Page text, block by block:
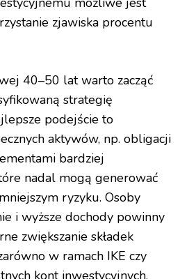
zjawiska procentu
40–50 lat warto zacząć
strategię
podejście to
aktywów, np. obligacji
bardziej
nadal mogą generować
ryzyku. Osoby
i wyższe dochody powinny
zwiększanie składek
w ramach IKE czy
kont inwestycyjnych.